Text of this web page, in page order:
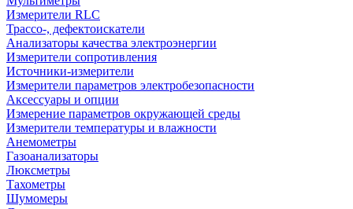
Измерители RLC
Трассо-, дефектоискатели
Анализаторы качества электроэнергии
Измерители сопротивления
Источники-измерители
Измерители параметров электробезопасности
Аксессуары и опции
Измерение параметров окружающей среды
Измерители температуры и влажности
Анемометры
Газоанализаторы
Люксметры
Тахометры
Шумомеры